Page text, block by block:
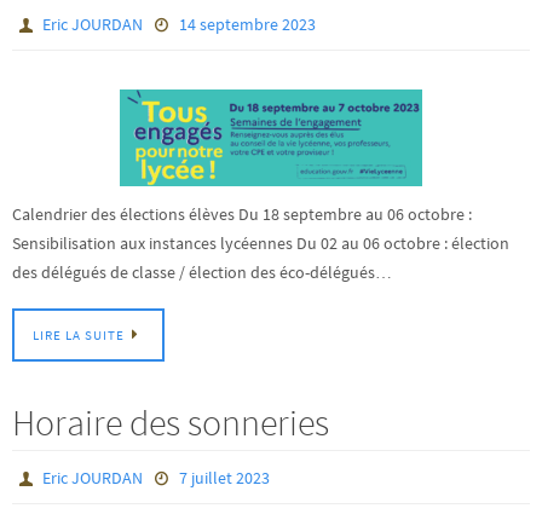
Eric JOURDAN 14 septembre 2023
Calendrier des élections élèves Du 18 septembre au 06 octobre :
Sensibilisation aux instances lycéennes Du 02 au 06 octobre : élection
des délégués de classe / élection des éco-délégués…
LIRE LA SUITE
Horaire des sonneries
Eric JOURDAN 7 juillet 2023